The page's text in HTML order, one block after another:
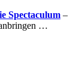
Spectaculum –
…